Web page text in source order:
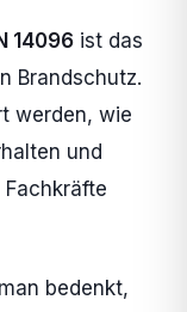
14096 ist das
Brandschutz.
werden, wie
und
bedenkt,